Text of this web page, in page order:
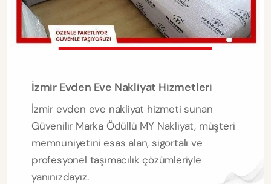
İzmir Evden Eve Nakliyat Hizmetleri
İzmir evden eve nakliyat hizmeti sunan
Güvenilir Marka Ödüllü MY Nakliyat, müşteri
memnuniyetini esas alan, sigortalı ve
profesyonel taşımacılık çözümleriyle
yanınızdayız.